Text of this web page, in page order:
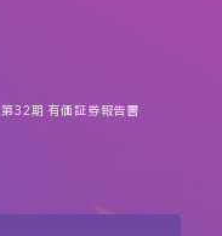
第32期 有価証券報告書